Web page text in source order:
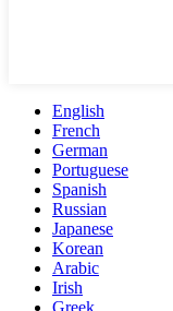
English
French
German
Portuguese
Spanish
Russian
Japanese
Korean
Arabic
Irish
Greek